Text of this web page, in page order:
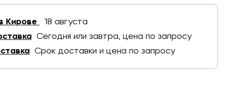
Кирове
18 августа
Сегодня или завтра, цена по запросу
Срок доставки и цена по запросу